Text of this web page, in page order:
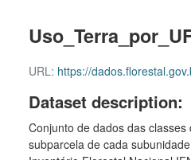
URL: https://dados.florestal.gov.br/pt_BR/dataset/344012f6-8bdc-43ec-b76f-
Dataset description:
Conjunto de dados das
subparcela de cada